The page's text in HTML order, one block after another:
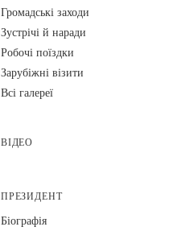
Громадські заходи
Зустрічі й наради
Робочі поїздки
Зарубіжні візити
Всі галереї
ВІДЕО
ПРЕЗИДЕНТ
Біографія